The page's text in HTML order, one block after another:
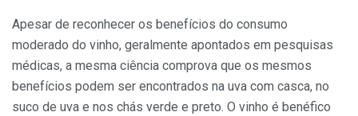
Apesar de reconhecer os benefícios do consumo
moderado do vinho, geralmente apontados em pesquisas
médicas, a mesma ciência comprova que os mesmos
benefícios podem ser encontrados na uva com casca, no
suco de uva e nos chás verde e preto. O vinho é benéfico